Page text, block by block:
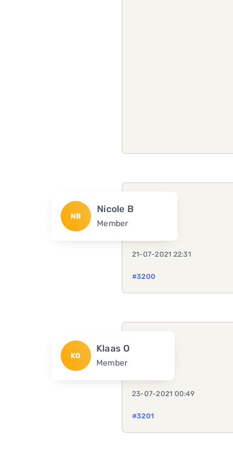
NB
Nicole B
Member
21-07-2021 22:31
#3200
KO
Klaas O
Member
23-07-2021 00:49
#3201